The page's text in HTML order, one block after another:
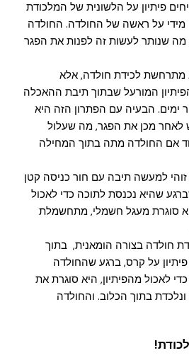
פיתיון על הלשונית של המלכודת
מידי על ראשה של החולדה. החולדה
מה שנותר לעשות זה לפנות את הפגר
מתרחשת לכידת חולדה, אלא
המורעל שבתוך תיבת ההאכלה
ימים. הבעיה עם הפתרון הזה היא
לאחר מכן את הפגר, מה שעלול
אם החולדה מתה בתוך המחילה
למעשה תיבה עם חור כניסה קטן
שהיא נכנסת לתוכה כדי לאכול
סוגרת מעגל חשמלי, מתחשמלת
חולדה בצורה הומאנית, בתוך
על קרס, ברגע שהחולדה
לאכול מהפיתיון, היא סוגרת את
בתוך הכלוב. והחולדה